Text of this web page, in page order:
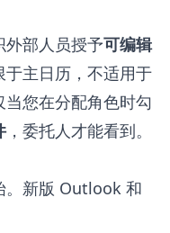
部人员授予可编辑
主日历，不适用于
您在分配角色时勾
，委托人才能看到。
。新版 Outlook 和